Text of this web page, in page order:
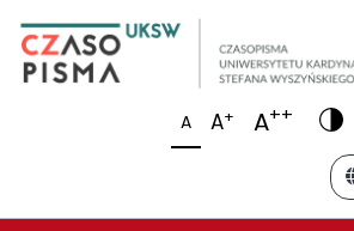
A A+ A++